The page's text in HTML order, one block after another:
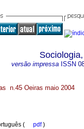
versão impressa ISSN
n.45 Oeiras maio 2004
( pdf)